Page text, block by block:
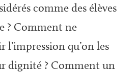
comme des élèves
? Comment ne
l’impression qu’on les
dignité ? Comment un